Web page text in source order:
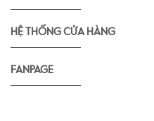
HỆ THỐNG CỬA HÀNG
FANPAGE